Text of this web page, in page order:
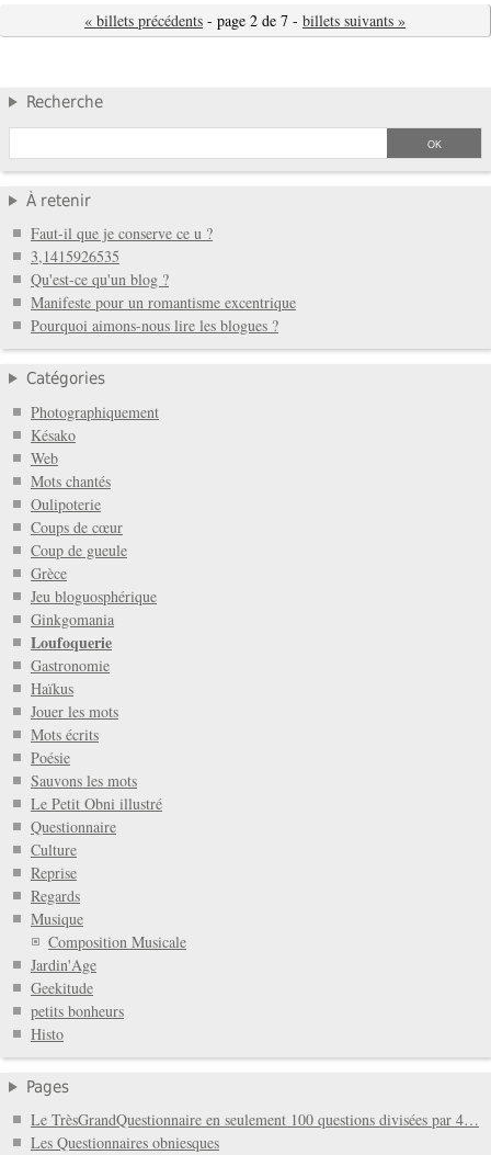
« billets précédents - page 2 de 7 - billets suivants »
Recherche
À retenir
Faut-il que je conserve ce u ?
3,1415926535
Qu'est-ce qu'un blog ?
Manifeste pour un romantisme excentrique
Pourquoi aimons-nous lire les blogues ?
Catégories
Photographiquement
Késako
Web
Mots chantés
Oulipoterie
Coups de cœur
Coup de gueule
Grèce
Jeu bloguosphérique
Ginkgomania
Loufoquerie
Gastronomie
Haïkus
Jouer les mots
Mots écrits
Poésie
Sauvons les mots
Le Petit Obni illustré
Questionnaire
Culture
Reprise
Regards
Musique
Composition Musicale
Jardin'Age
Geekitude
petits bonheurs
Histo
Pages
Le TrèsGrandQuestionnaire en seulement 100 questions divisées par 4…
Les Questionnaires obniesques